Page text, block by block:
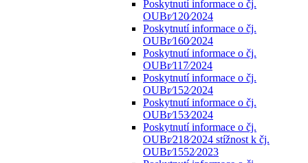
Poskytnutí informace o čj.
OUBr⁄120⁄2024
Poskytnutí informace o čj.
OUBr⁄160⁄2024
Poskytnutí informace o čj.
OUBr⁄117⁄2024
Poskytnutí informace o čj.
OUBr⁄152⁄2024
Poskytnutí informace o čj.
OUBr⁄153⁄2024
Poskytnutí informace o čj.
OUBr⁄218⁄2024 stížnost k čj.
OUBr⁄1552⁄2023